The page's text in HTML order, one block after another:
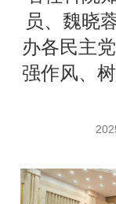
员、魏晓
办各民主
强作风、